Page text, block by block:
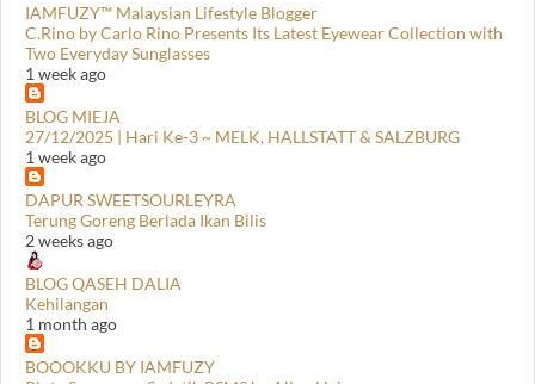
IAMFUZY™ Malaysian Lifestyle Blogger
C.Rino by Carlo Rino Presents Its Latest Eyewear Collection with
Two Everyday Sunglasses
1 week ago
BLOG MIEJA
27/12/2025 | Hari Ke-3 ~ MELK, HALLSTATT & SALZBURG
1 week ago
DAPUR SWEETSOURLEYRA
Terung Goreng Berlada Ikan Bilis
2 weeks ago
BLOG QASEH DALIA
Kehilangan
1 month ago
BOOOKKU BY IAMFUZY